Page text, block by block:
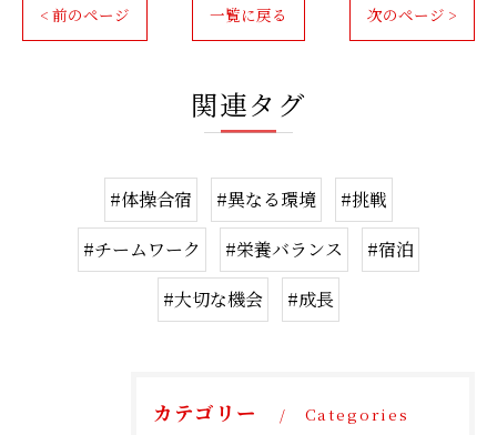
< 前のページ 一覧に戻る 次のページ >
関連タグ
#体操合宿 #異なる環境
#挑戦
#チームワーク
#栄養バランス
#宿泊
#大切な機会
#成長
カテゴリー Categories